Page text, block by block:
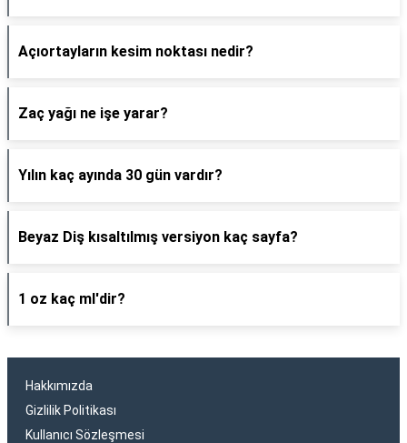
Açıortayların kesim noktası nedir?
Zaç yağı ne işe yarar?
Yılın kaç ayında 30 gün vardır?
Beyaz Diş kısaltılmış versiyon kaç sayfa?
1 oz kaç ml'dir?
Hakkımızda
Gizlilik Politikası
Kullanıcı Sözleşmesi